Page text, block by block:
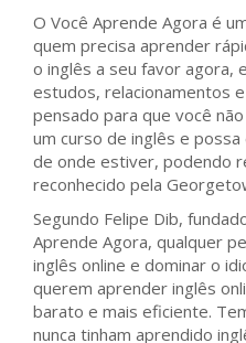
O Você Aprende Agora é
quem precisa aprender
o inglês a seu favor agora,
estudos, relacionamentos
pensado para que você
um curso de inglês e
de onde estiver, podendo
reconhecido pela
Segundo Felipe Dib,
Aprende Agora, qualquer
inglês online e dominar o
querem aprender inglês
barato e mais eficiente.
nunca tinham aprendido